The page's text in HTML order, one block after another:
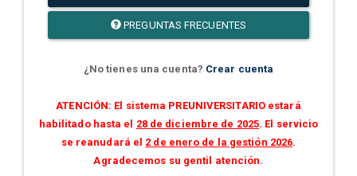
PREGUNTAS FRECUENTES
¿No tienes una cuenta? Crear cuenta
ATENCIÓN: El sistema PREUNIVERSITARIO estará
habilitado hasta el 28 de diciembre de 2025. El servicio
se reanudará el 2 de enero de la gestión 2026.
Agradecemos su gentil atención.